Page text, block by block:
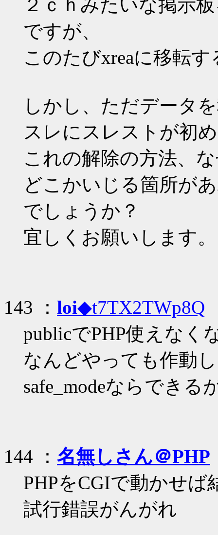
２ｃｈみたいな掲示
ですが、
このたびxreaに移転
しかし、ただデータ
スレにスレストが初
これの解除の方法、
どこかいじる箇所が
でしょうか？
宜しくお願いします。
143 ： loi◆t7TX2TWp8Q
publicでPHP使えなく
なんどやっても作動
safe_modeならできる
144 ： 名無しさん＠PHP
PHPをCGIで動かせば
試行錯誤がんがれ